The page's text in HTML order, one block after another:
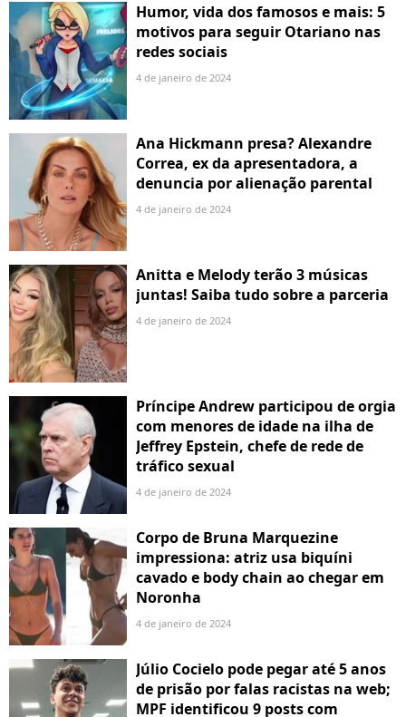
Humor, vida dos famosos e mais: 5
motivos para seguir Otariano nas
redes sociais
4 de janeiro de 2024
Ana Hickmann presa? Alexandre
Correa, ex da apresentadora, a
denuncia por alienação parental
4 de janeiro de 2024
Anitta e Melody terão 3 músicas
juntas! Saiba tudo sobre a parceria
4 de janeiro de 2024
Príncipe Andrew participou de orgia
com menores de idade na ilha de
Jeffrey Epstein, chefe de rede de
tráfico sexual
4 de janeiro de 2024
Corpo de Bruna Marquezine
impressiona: atriz usa biquíni
cavado e body chain ao chegar em
Noronha
4 de janeiro de 2024
Júlio Cocielo pode pegar até 5 anos
de prisão por falas racistas na web;
MPF identificou 9 posts com